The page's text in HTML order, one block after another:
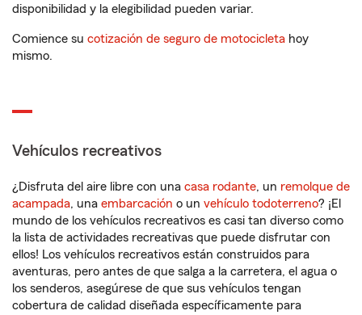
disponibilidad y la elegibilidad pueden variar.
Comience su cotización de seguro de motocicleta hoy
mismo.
Vehículos recreativos
¿Disfruta del aire libre con una casa rodante, un remolque de
acampada, una embarcación o un vehículo todoterreno? ¡El
mundo de los vehículos recreativos es casi tan diverso como
la lista de actividades recreativas que puede disfrutar con
ellos! Los vehículos recreativos están construidos para
aventuras, pero antes de que salga a la carretera, el agua o
los senderos, asegúrese de que sus vehículos tengan
cobertura de calidad diseñada específicamente para